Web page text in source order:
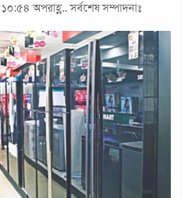
অপরাহ্ণ.. সর্বশেষ সম্পাদনাঃ